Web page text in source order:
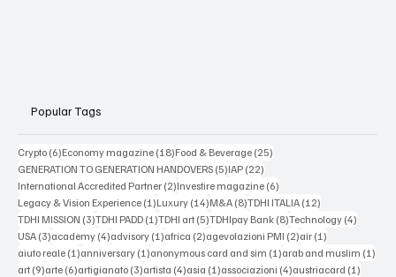
Popular Tags
Crypto (6)6 posts
Economy magazine (18)18 posts
Food & Beverage (25)25 posts
GENERATION TO GENERATION HANDOVERS (5)5 posts
IAP (22)22 posts
International Accredited Partner (2)2 posts
Investire magazine (6)6 posts
Legacy & Vision Experience (1)1 post
Luxury (14)14 posts
M&A (8)8 posts
TDHI ITALIA (12)12 posts
TDHI MISSION (3)3 posts
TDHI PADD (1)1 post
TDHI art (5)5 posts
TDHIpay Bank (8)8 posts
Technology (4)4 posts
USA (3)3 posts
academy (4)4 posts
advisory (1)1 post
africa (2)2 posts
agevolazioni PMI (2)2 posts
air (1)1 post
aiuto reale (1)1 post
anniversary (1)1 post
anonymous card and sim (1)1 post
arab and muslim (1)1
art (9)9 posts
arte (6)6 posts
artigianato (3)3 posts
artista (4)4 posts
asia (1)1 post
associazioni (4)4 posts
austriacard (1)1 post